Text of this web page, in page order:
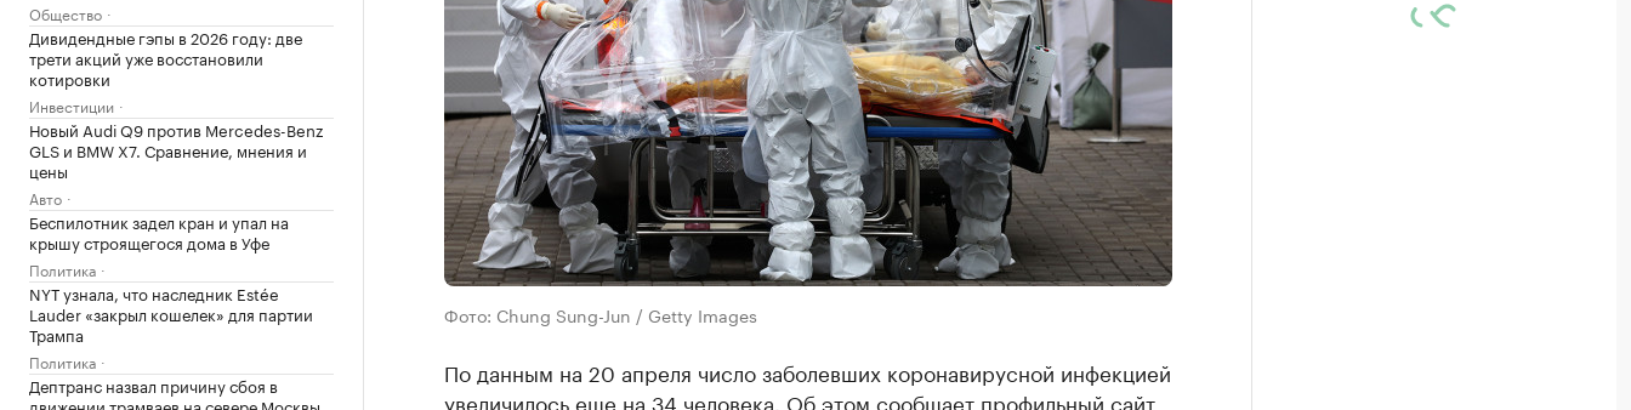
Общество
Дивидендные гэпы в 2026 году: две
трети акций уже восстановили
котировки
Инвестиции
Новый Audi Q9 против Mercedes-Benz
GLS и BMW X7. Сравнение, мнения и
цены
Авто
Беспилотник задел кран и упал на
крышу строящегося дома в Уфе
Политика
NYT узнала, что наследник Estée
Lauder «закрыл кошелек» для партии
Трампа
Политика
Дептранс назвал причину сбоя в
движении трамваев на севере Москвы
Фото: Chung Sung-Jun / Getty Images
По данным на 20 апреля число заболевших коронавирусной инфекцией
увеличилось еще на 34 человека. Об этом сообщает профильный сайт